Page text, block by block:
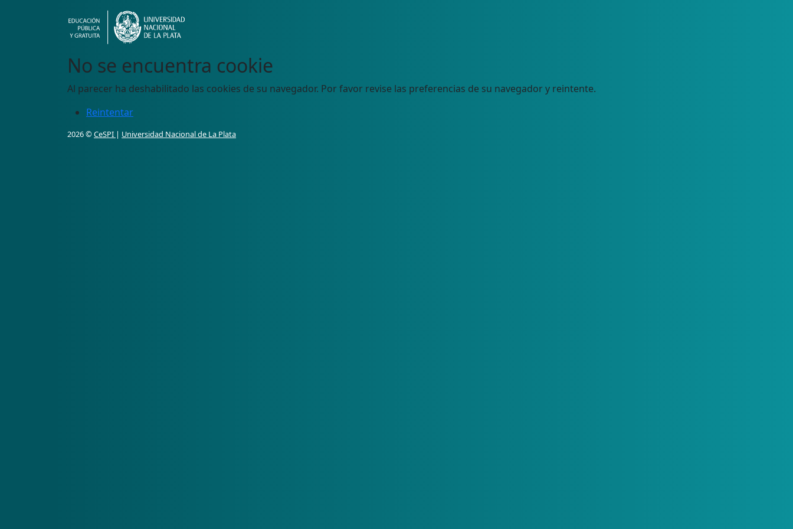
No se encuentra cookie
Al parecer ha deshabilitado las cookies de su navegador. Por favor revise las preferencias de su navegador y reintente.
Reintentar
2026 © CeSPI | Universidad Nacional de La Plata